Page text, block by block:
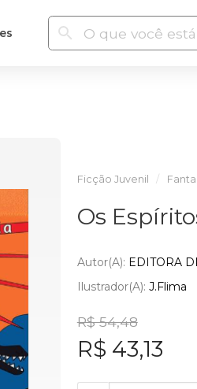
Ficção Juvenil
Os
Autor(a): EDITORA
Ilustrador(a): J.Flima
R$ 54,48
R$ 43,13